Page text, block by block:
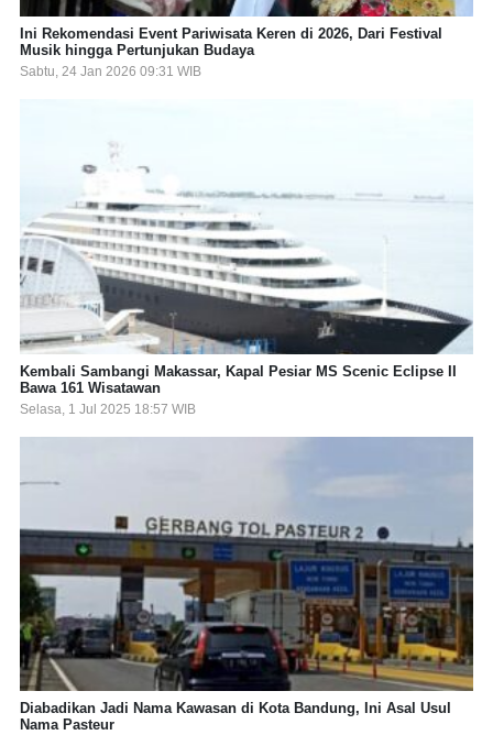
Ini Rekomendasi Event Pariwisata Keren di 2026, Dari Festival
Musik hingga Pertunjukan Budaya
Sabtu, 24 Jan 2026 09:31 WIB
Kembali Sambangi Makassar, Kapal Pesiar MS Scenic Eclipse II
Bawa 161 Wisatawan
Selasa, 1 Jul 2025 18:57 WIB
Diabadikan Jadi Nama Kawasan di Kota Bandung, Ini Asal Usul
Nama Pasteur